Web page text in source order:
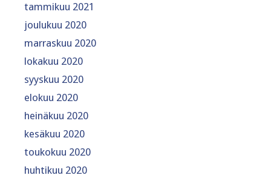
tammikuu 2021
joulukuu 2020
marraskuu 2020
lokakuu 2020
syyskuu 2020
elokuu 2020
heinäkuu 2020
kesäkuu 2020
toukokuu 2020
huhtikuu 2020